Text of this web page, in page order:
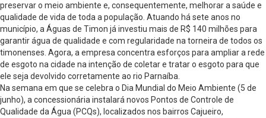
preservar o meio ambiente e, consequentemente, melhorar a saúde e
qualidade de vida de toda a população. Atuando há sete anos no
município, a Águas de Timon já investiu mais de R$ 140 milhões para
garantir água de qualidade e com regularidade na torneira de todos os
timonenses. Agora, a empresa concentra esforços para ampliar a rede
de esgoto na cidade na intenção de coletar e tratar o esgoto para que
ele seja devolvido corretamente ao rio Parnaíba.
Na semana em que se celebra o Dia Mundial do Meio Ambiente (5 de
junho), a concessionária instalará novos Pontos de Controle de
Qualidade da Água (PCQs), localizados nos bairros Cajueiro,